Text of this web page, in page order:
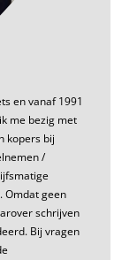
en vanaf 1991
me bezig met
kopers bij
/
Omdat geen
schrijven
Bij vragen